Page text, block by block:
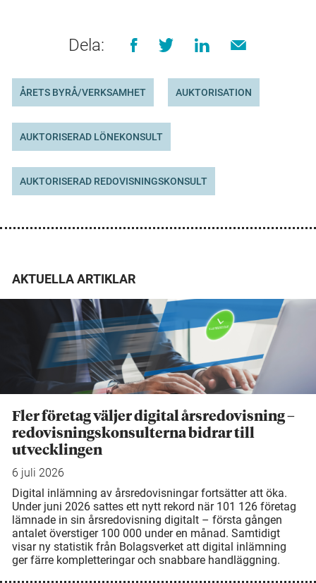
Dela:
ÅRETS BYRÅ/VERKSAMHET AUKTORISATION
AUKTORISERAD LÖNEKONSULT
AUKTORISERAD REDOVISNINGSKONSULT
AKTUELLA ARTIKLAR
Fler företag väljer digital årsredovisning –
redovisningskonsulterna bidrar till
utvecklingen
6 juli 2026
Digital inlämning av årsredovisningar fortsätter att öka.
Under juni 2026 sattes ett nytt rekord när 101 126 företag
lämnade in sin årsredovisning digitalt – första gången
antalet överstiger 100 000 under en månad. Samtidigt
visar ny statistik från Bolagsverket att digital inlämning
ger färre kompletteringar och snabbare handläggning.